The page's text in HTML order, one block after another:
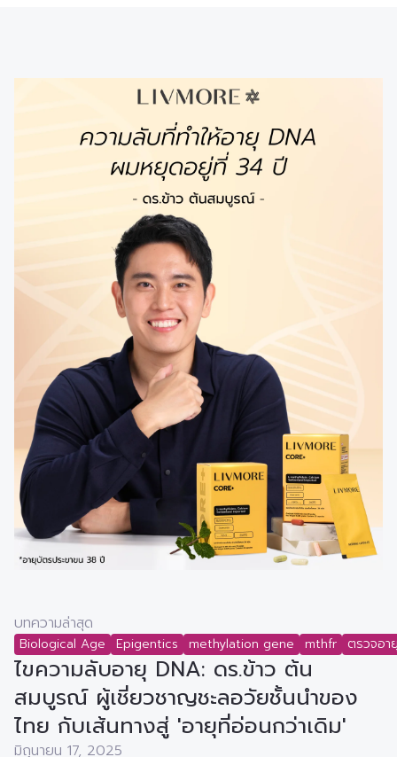
บทความล่าสุด
Biological Age Epigentics methylation gene mthfr ตรวจอา
ไขความลับอายุ DNA: ดร.ข้าว ต้น
สมบูรณ์ ผู้เชี่ยวชาญชะลอวัยชั้นนำของ
ไทย กับเส้นทางสู่ 'อายุที่อ่อนกว่าเดิม'
มิถุนายน 17, 2025